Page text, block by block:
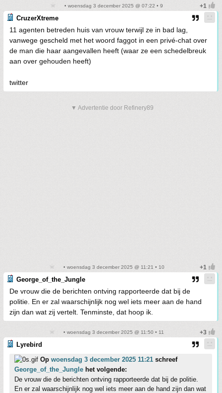
• woensdag 3 december 2025 @ 07:22 • 9
CruzerXtreme
11 agenten betreden huis van vrouw terwijl ze in bad lag,
vanwege gescheld met het woord faggot in een privé-chat over
de man die haar aangevallen heeft (waar ze een schedelbreuk
aan over gehouden heeft)
twitter
▼ Advertentie door Refinery89
• woensdag 3 december 2025 @ 11:21 • 10
George_of_the_Jungle
De vrouw die de berichten ontving rapporteerde dat bij de
politie. En er zal waarschijnlijk nog wel iets meer aan de hand
zijn dan wat zij vertelt. Tenminste, dat hoop ik.
• woensdag 3 december 2025 @ 11:50 • 11
Lyrebird
Op woensdag 3 december 2025 11:21 schreef
George_of_the_Jungle het volgende:
De vrouw die de berichten ontving rapporteerde dat bij de politie.
En er zal waarschijnlijk nog wel iets meer aan de hand zijn dan wat